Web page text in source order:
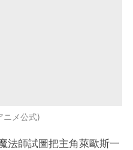
ニメ公式
法師試圖把主角萊歐斯一